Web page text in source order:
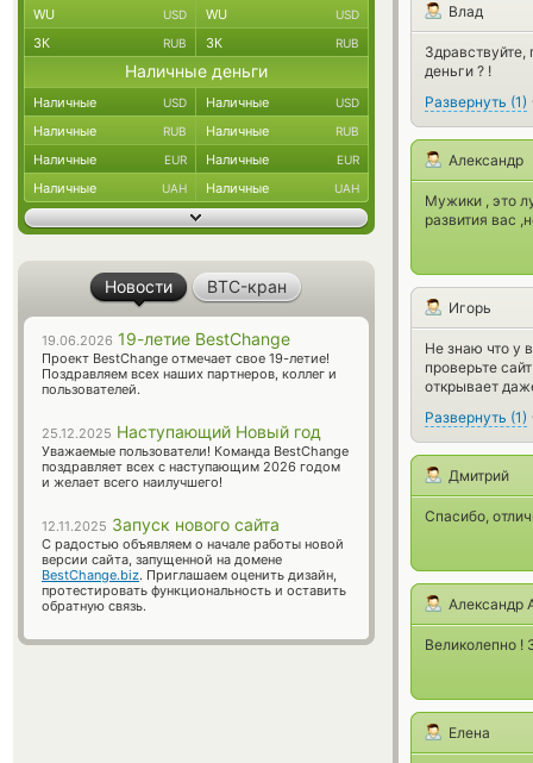
Влад
деньги ? !
Развернуть (1)
Александр
Мужики , это
развития вас
Игорь
Не знаю что у
проверьте
открывает
Развернуть (1)
Дмитрий
Спасибо,
Александр
Великолепно !
Елена
WU USD WU USD
ЗК RUB ЗК RUB
Наличные деньги
Наличные USD Наличные USD
Наличные RUB Наличные RUB
Наличные EUR Наличные EUR
Наличные UAH Наличные UAH
Новости BTC-кран
19.06.2026 19-летие BestChange
Проект BestChange отмечает свое 19-летие!
Поздравляем всех наших партнеров, коллег и
пользователей.
25.12.2025 Наступающий Новый год
Уважаемые пользователи! Команда BestChange
поздравляет всех с наступающим 2026 годом
и желает всего наилучшего!
12.11.2025 Запуск нового сайта
С радостью объявляем о начале работы новой
версии сайта, запущенной на домене
BestChange.biz. Приглашаем оценить дизайн,
протестировать функциональность и оставить
обратную связь.